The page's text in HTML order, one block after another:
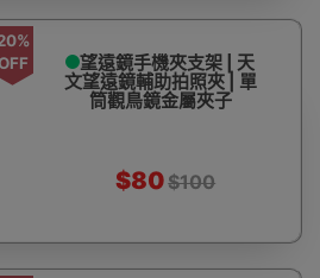
望遠鏡手機夾支架 | 天
文望遠鏡輔助拍照夾 | 單
筒觀鳥鏡金屬夾子
$80$100